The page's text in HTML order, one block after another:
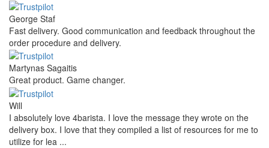
George Staf
Fast delivery. Good communication and feedback throughout the
order procedure and delivery.
Martynas Sagaitis
Great product. Game changer.
Will
I absolutely love 4barista. I love the message they wrote on the
delivery box. I love that they compiled a list of resources for me to
utilize for lea ...